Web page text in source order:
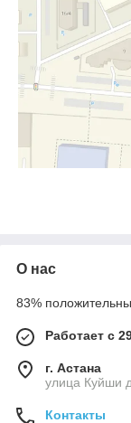
О нас
83%
Работает с
г. Астана
улица Куйши
Контакты